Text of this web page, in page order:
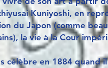
Kuniyoshi, en
du Japon (comme
la vie à la Cour
célèbre en 1884 quand